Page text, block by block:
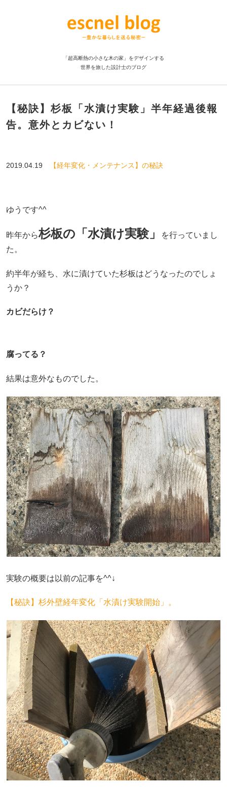
「超高断熱の小さな木の家」をデザインする
世界を旅した設計士のブログ
【秘訣】杉板「水漬け実験」半年経過後報
告。意外とカビない！
2019.04.19 【経年変化・メンテナンス】の秘訣
ゆうです^^
昨年から杉板の「水漬け実験」
を行っていまし
た。
約半年が経ち、水に漬けていた杉板はどうなったのでしょ
うか？
カビだらけ？
腐ってる？
結果は意外なものでした。
実験の概要は以前の記事を^^↓
【秘訣】杉外壁経年変化「水漬け実験開始」。